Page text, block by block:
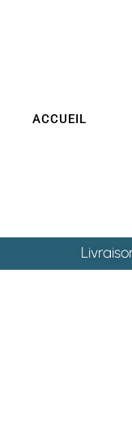
ACCUEIL